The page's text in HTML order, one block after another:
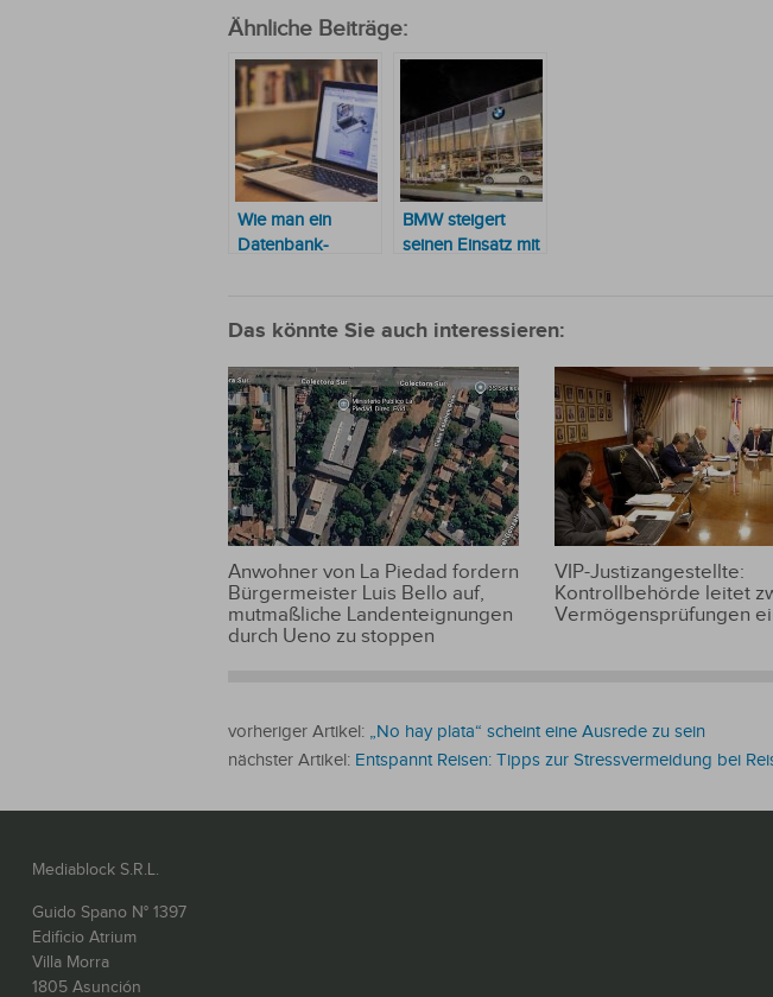
Ähnliche Beiträge:
Wie man ein
Datenbank-
BMW steigert
seinen Einsatz mit
Das könnte Sie auch interessieren:
Anwohner von La Piedad fordern
Bürgermeister Luis Bello auf,
mutmaßliche Landenteignungen
durch Ueno zu stoppen
VIP-Justizangestellte:
Kontrollbehörde leitet
Vermögensprüfungen
vorheriger Artikel: „No hay plata“ scheint eine Ausrede zu sein
nächster Artikel: Entspannt Reisen: Tipps zur Stressvermeidung bei
Mediablock S.R.L.
Guido Spano N° 1397
Edificio Atrium
Villa Morra
1805 Asunción